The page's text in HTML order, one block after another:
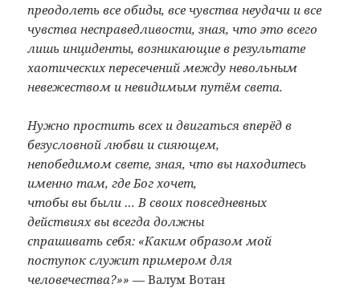
преодолеть все обиды, все чувства неудачи и все
чувства несправедливости, зная, что это всего
лишь инциденты, возникающие в результате
хаотических пересечений между невольным
невежеством и невидимым путём света.
Нужно простить всех и двигаться вперёд в
безусловной любви и сияющем,
непобедимом свете, зная, что вы находитесь
именно там, где Бог хочет,
чтобы вы были … В своих повседневных
действиях вы всегда должны
спрашивать себя: «Каким образом мой
поступок служит примером для
человечества?»»— Валум Вотан